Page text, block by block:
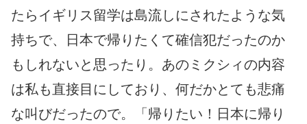
たらイギリス留学は島流しにされたような気
持ちで、日本で帰りたくて確信犯だったのか
もしれないと思ったり。あのミクシィの内容
は私も直接目にしており、何だかとても悲痛
な叫びだったので。「帰りたい！日本に帰り